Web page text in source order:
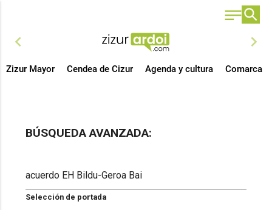
chevron_left chevron_right
Zizur Mayor Cendea de Cizur Agenda y cultura Comarca
BÚSQUEDA AVANZADA:
Selección de portada